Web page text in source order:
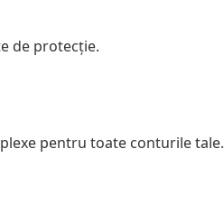
de protecție.
pentru toate conturile tale.